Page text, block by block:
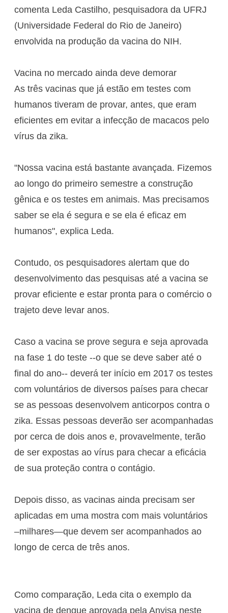
comenta Leda Castilho, pesquisadora da UFRJ
(Universidade Federal do Rio de Janeiro)
envolvida na produção da vacina do NIH.
Vacina no mercado ainda deve demorar
As três vacinas que já estão em testes com
humanos tiveram de provar, antes, que eram
eficientes em evitar a infecção de macacos pelo
vírus da zika.
"Nossa vacina está bastante avançada. Fizemos
ao longo do primeiro semestre a construção
gênica e os testes em animais. Mas precisamos
saber se ela é segura e se ela é eficaz em
humanos", explica Leda.
Contudo, os pesquisadores alertam que do
desenvolvimento das pesquisas até a vacina se
provar eficiente e estar pronta para o comércio o
trajeto deve levar anos.
Caso a vacina se prove segura e seja aprovada
na fase 1 do teste --o que se deve saber até o
final do ano-- deverá ter início em 2017 os testes
com voluntários de diversos países para checar
se as pessoas desenvolvem anticorpos contra o
zika. Essas pessoas deverão ser acompanhadas
por cerca de dois anos e, provavelmente, terão
de ser expostas ao vírus para checar a eficácia
de sua proteção contra o contágio.
Depois disso, as vacinas ainda precisam ser
aplicadas em uma mostra com mais voluntários
–milhares—que devem ser acompanhados ao
longo de cerca de três anos.
Como comparação, Leda cita o exemplo da
vacina de dengue aprovada pela Anvisa neste